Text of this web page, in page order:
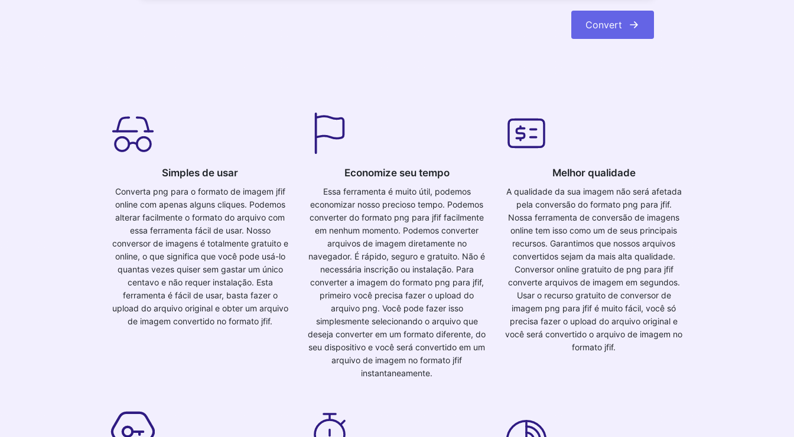
Convert
Simples de usar
Converta png para o formato de imagem jfif
online com apenas alguns cliques. Podemos
alterar facilmente o formato do arquivo com
essa ferramenta fácil de usar. Nosso
conversor de imagens é totalmente gratuito e
online, o que significa que você pode usá-lo
quantas vezes quiser sem gastar um único
centavo e não requer instalação. Esta
ferramenta é fácil de usar, basta fazer o
upload do arquivo original e obter um arquivo
de imagem convertido no formato jfif.
Economize seu tempo
Essa ferramenta é muito útil, podemos
economizar nosso precioso tempo. Podemos
converter do formato png para jfif facilmente
em nenhum momento. Podemos converter
arquivos de imagem diretamente no
navegador. É rápido, seguro e gratuito. Não é
necessária inscrição ou instalação. Para
converter a imagem do formato png para jfif,
primeiro você precisa fazer o upload do
arquivo png. Você pode fazer isso
simplesmente selecionando o arquivo que
deseja converter em um formato diferente, do
seu dispositivo e você será convertido em um
arquivo de imagem no formato jfif
instantaneamente.
Melhor qualidade
A qualidade da sua imagem não será afetada
pela conversão do formato png para jfif.
Nossa ferramenta de conversão de imagens
online tem isso como um de seus principais
recursos. Garantimos que nossos arquivos
convertidos sejam da mais alta qualidade.
Conversor online gratuito de png para jfif
converte arquivos de imagem em segundos.
Usar o recurso gratuito de conversor de
imagem png para jfif é muito fácil, você só
precisa fazer o upload do arquivo original e
você será convertido o arquivo de imagem no
formato jfif.